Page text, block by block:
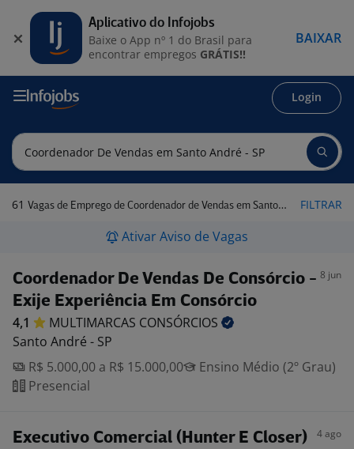
Login
61 Vagas de Emprego de Coordenador de Vendas em Santo André - SP FILTRAR
Ativar Aviso de Vagas
Coordenador De Vendas De Consórcio -
Exije Experiência Em Consórcio
8 jun
4,1 MULTIMARCAS CONSÓRCIOS
Santo André - SP
R$ 5.000,00 a R$ 15.000,00
Ensino Médio (2º Grau)
Presencial
Executivo Comercial (Hunter E Closer)
4 ago
Aplicativo do Infojobs
Baixe o App nº 1 do Brasil para
encontrar empregos GRÁTIS!!
BAIXAR